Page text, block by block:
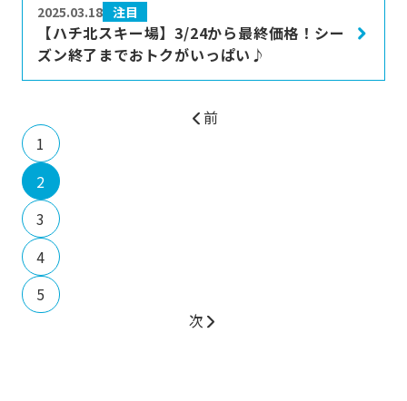
【ハチ北スキー場】3/24から最終価格！シー
ズン終了までおトクがいっぱい♪
2025.03.18 注目
前
1
2
3
4
5
次